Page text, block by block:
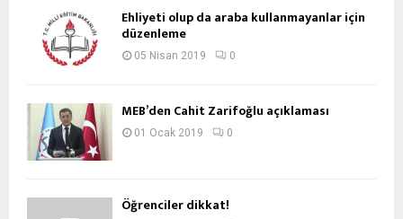
Ehliyeti olup da araba kullanmayanlar için
düzenleme
05 Nisan 2019 0
MEB’den Cahit Zarifoğlu açıklaması
01 Ocak 2019 0
Öğrenciler dikkat!